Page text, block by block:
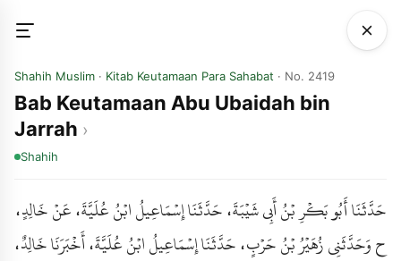
Shahih Muslim · Kitab Keutamaan Para Sahabat · No. 2419
Bab Keutamaan Abu Ubaidah bin
Jarrah
Shahih
حَدَّثَنَا أَبُو بَكْرِ بْنُ أَبِي شَيْبَةَ، حَدَّثَنَا إِسْمَاعِيلُ ابْنُ عُلَيَّةَ، عَنْ خَالِدٍ،
ح وَحَدَّثَنِي زُهَيْرُ بْنُ حَرْبٍ، حَدَّثَنَا إِسْمَاعِيلُ ابْنُ عُلَيَّةَ، أَخْبَرَنَا خَالِدٌ،